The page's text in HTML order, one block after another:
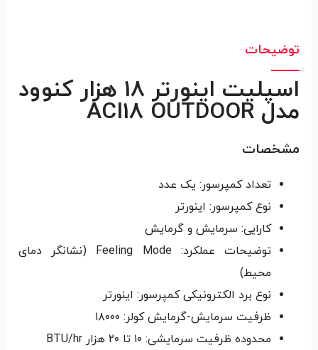
توضیحات
اسپليت اينورتر 18 هزار کنوود
مدل ACI18 OUTDOOR
مشخصات
تعداد کمپرسور: یک عدد
نوع کمپرسور: اینورتر
کارایی: سرمایش و گرمایش
توضیحات عملکرد: Feeling Mode (نشانگر دمای
محیط)
نوع برد الکترونیکی کمپرسور: اینورتر
ظرفیت سرمایش-گرمایش کولر: ۱۸۰۰۰
محدوده ظرفیت سرمایشی: ۱۰ تا ۲۰ هزار BTU/hr